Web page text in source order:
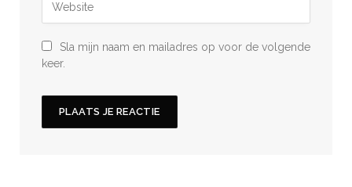
Sla mijn naam en mailadres op voor de volgende
keer.